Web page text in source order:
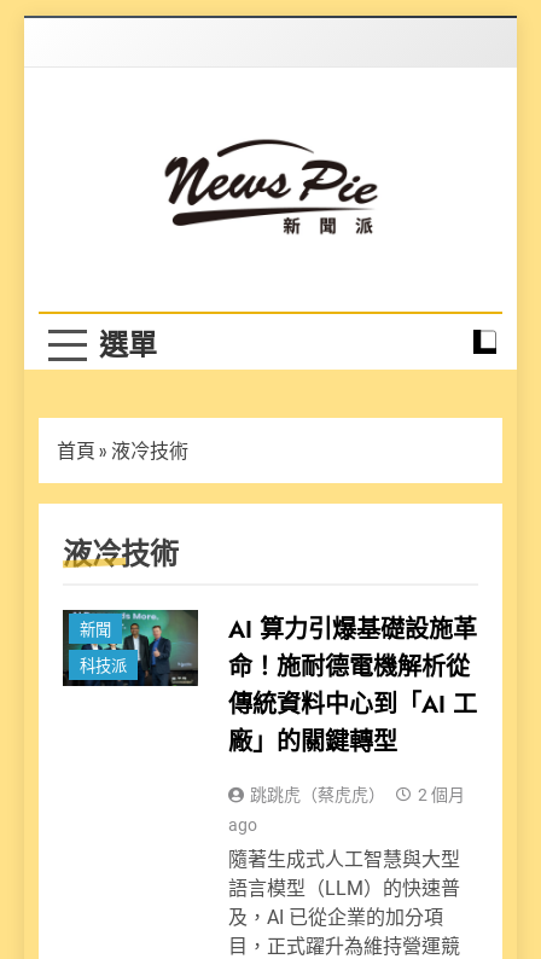
首頁 » 液冷技術
液冷技術
新聞
科技派
AI 算力引爆基礎設施革
命！施耐德電機解析從
傳統資料中心到「AI 工
廠」的關鍵轉型
跳跳虎（蔡虎虎）
2 個月
ago
隨著生成式人工智慧與大型
語言模型（LLM）的快速普
及，AI 已從企業的加分項
目，正式躍升為維持營運競